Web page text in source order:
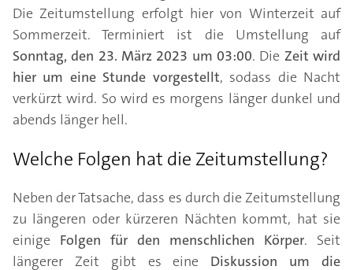
Die Zeitumstellung erfolgt hier von Winterzeit auf
Sommerzeit. Terminiert ist die Umstellung auf
Sonntag, den 23. März 2023 um 03:00. Die Zeit wird
hier um eine Stunde vorgestellt, sodass die Nacht
verkürzt wird. So wird es morgens länger dunkel und
abends länger hell.
Welche Folgen hat die Zeitumstellung?
Neben der Tatsache, dass es durch die Zeitumstellung
zu längeren oder kürzeren Nächten kommt, hat sie
einige Folgen für den menschlichen Körper. Seit
längerer Zeit gibt es eine Diskussion um die